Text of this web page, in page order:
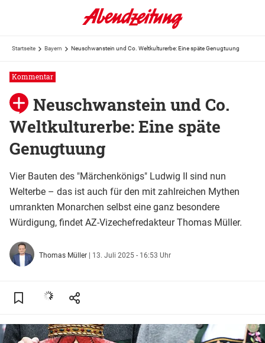
Startseite Bayern Neuschwanstein und Co. Weltkulturerbe: Eine späte Genugtuung
Kommentar
Neuschwanstein und Co.
Weltkulturerbe: Eine späte
Genugtuung
Vier Bauten des "Märchenkönigs" Ludwig II sind nun
Welterbe – das ist auch für den mit zahlreichen Mythen
umrankten Monarchen selbst eine ganz besondere
Würdigung, findet AZ-Vizechefredakteur Thomas Müller.
Thomas Müller | 13. Juli 2025 - 16:53 Uhr